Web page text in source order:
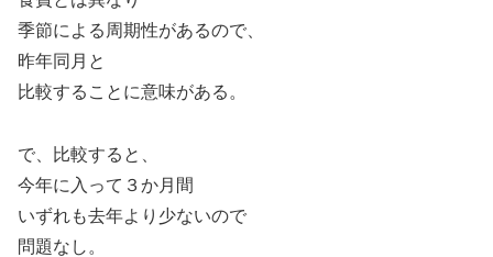
季節による周期性があるので、
昨年同月と
比較することに意味がある。
で、比較すると、
今年に入って３か月間
いずれも去年より少ないので
問題なし。